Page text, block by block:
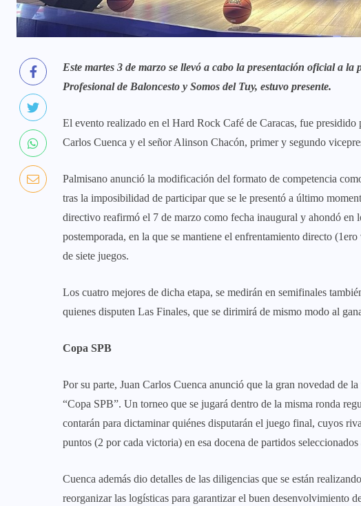
Este martes 3 de marzo se llevó a cabo la presentación oficial a
Profesional de Baloncesto y Somos del Tuy, estuvo presente.
El evento realizado en el Hard Rock Café de Caracas, fue
Carlos Cuenca y el señor Alinson Chacón, primer y segundo
Palmisano anunció la modificación del formato de competencia
tras la imposibilidad de participar que se le presentó a último
directivo reafirmó el 7 de marzo como fecha inaugural y ahondó en
postemporada, en la que se mantiene el enfrentamiento directo
de siete juegos.
Los cuatro mejores de dicha etapa, se medirán en semifinales
quienes disputen Las Finales, que se dirimirá de mismo modo al
Copa SPB
Por su parte, Juan Carlos Cuenca anunció que la gran novedad de
“Copa SPB”. Un torneo que se jugará dentro de la misma ronda
contarán para dictaminar quiénes disputarán el juego final, cuyos
puntos (2 por cada victoria) en esa docena de partidos
Cuenca además dio detalles de las diligencias que se están
reorganizar las logísticas para garantizar el buen desenvolvimiento